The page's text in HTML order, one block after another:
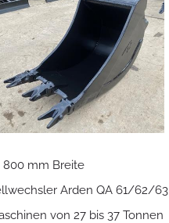
800 mm Breite
Arden QA 61/62/63
von 27 bis 37 Tonnen